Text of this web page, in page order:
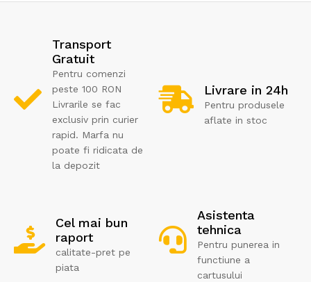
Transport
Gratuit
Pentru comenzi
peste 100 RON
Livrarile se fac
exclusiv prin curier
rapid. Marfa nu
poate fi ridicata de
la depozit
Livrare in 24h
Pentru produsele
aflate in stoc
Cel mai bun
raport
calitate-pret pe
piata
Asistenta
tehnica
Pentru punerea in
functiune a
cartusului